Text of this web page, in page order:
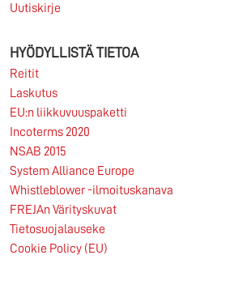
Uutiskirje
HYÖDYLLISTÄ TIETOA
Reitit
Laskutus
EU:n liikkuvuuspaketti
Incoterms 2020
NSAB 2015
System Alliance Europe
Whistleblower -ilmoituskanava
FREJAn Värityskuvat
Tietosuojalauseke
Cookie Policy (EU)